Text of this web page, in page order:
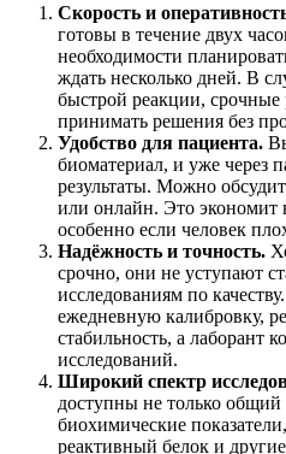
Скорость и
готовы в течение двух
необходимости
ждать несколько дней. В
быстрой реакции, срочные
принимать решения без
Удобство для пациента.
биоматериал, и уже через
результаты. Можно
или онлайн. Это экономит
особенно если человек
Надёжность и точность.
срочно, они не уступают
исследованиям по
ежедневную калибровку,
стабильность, а лаборант
исследований.
Широкий спектр
доступны не только
биохимические
реактивный белок и